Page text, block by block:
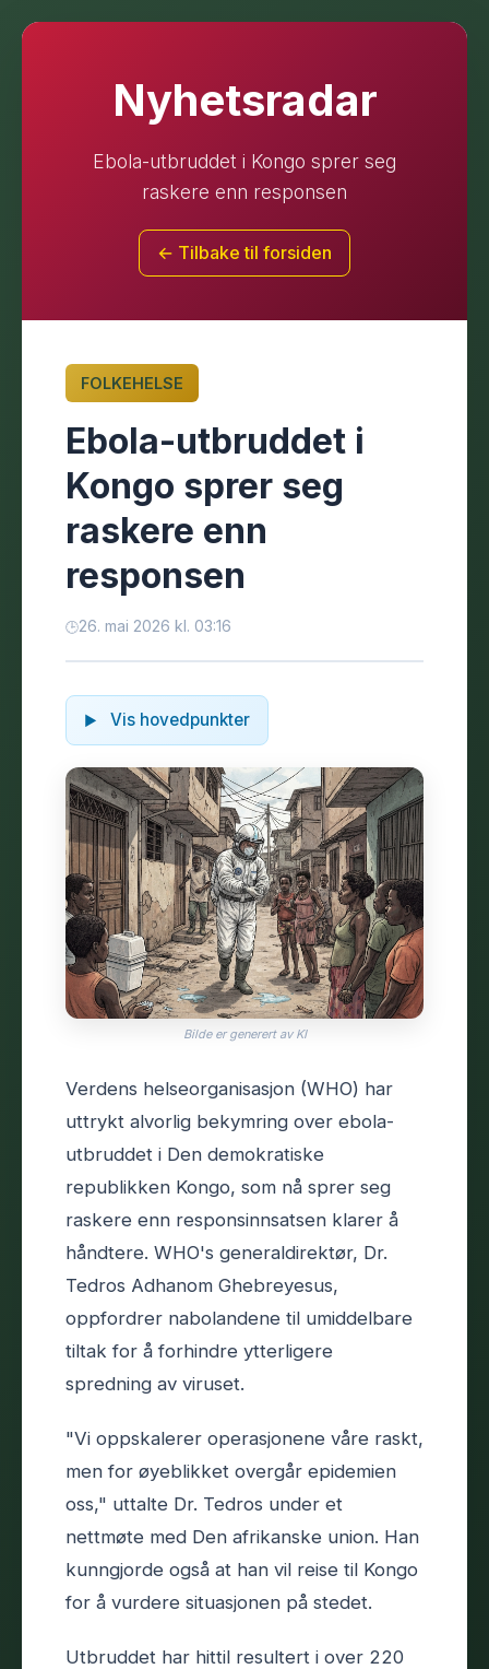
Nyhetsradar
Ebola-utbruddet i Kongo sprer seg
raskere enn responsen
← Tilbake til forsiden
FOLKEHELSE
Ebola-utbruddet i
Kongo sprer seg
raskere enn
responsen
26. mai 2026 kl. 03:16
Vis hovedpunkter
Bilde er generert av KI
Verdens helseorganisasjon (WHO) har
uttrykt alvorlig bekymring over ebola-
utbruddet i Den demokratiske
republikken Kongo, som nå sprer seg
raskere enn responsinnsatsen klarer å
håndtere. WHO's generaldirektør, Dr.
Tedros Adhanom Ghebreyesus,
oppfordrer nabolandene til umiddelbare
tiltak for å forhindre ytterligere
spredning av viruset.
"Vi oppskalerer operasjonene våre raskt,
men for øyeblikket overgår epidemien
oss," uttalte Dr. Tedros under et
nettmøte med Den afrikanske union. Han
kunngjorde også at han vil reise til Kongo
for å vurdere situasjonen på stedet.
Utbruddet har hittil resultert i over 220